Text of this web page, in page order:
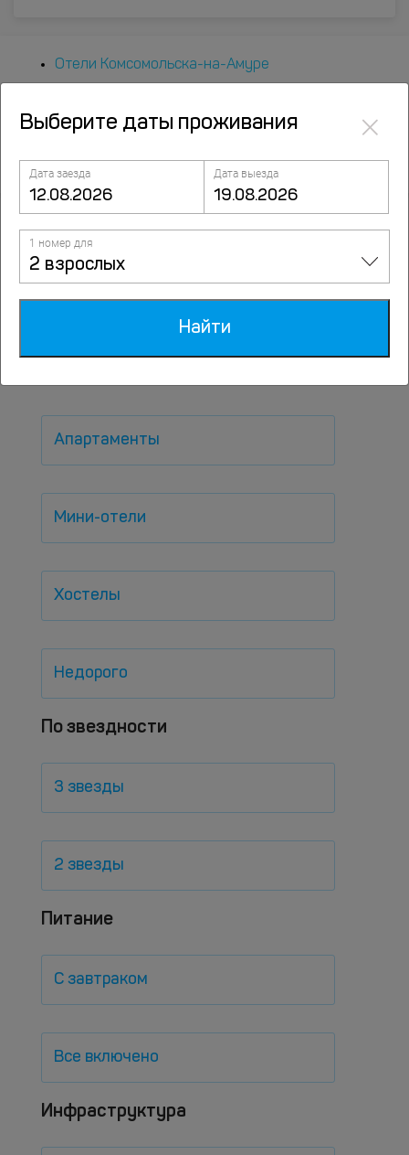
Отели Комсомольска-на-Амуре
Популярные варианты
размещений
Апартаменты
Мини-отели
Хостелы
Недорого
По звездности
3 звезды
2 звезды
Питание
С завтраком
Все включено
Инфраструктура
Выберите даты проживания ×
Дата заезда Дата выезда
1 номер для
2 взрослых
Найти